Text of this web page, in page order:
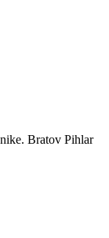
Bratov Pihlar